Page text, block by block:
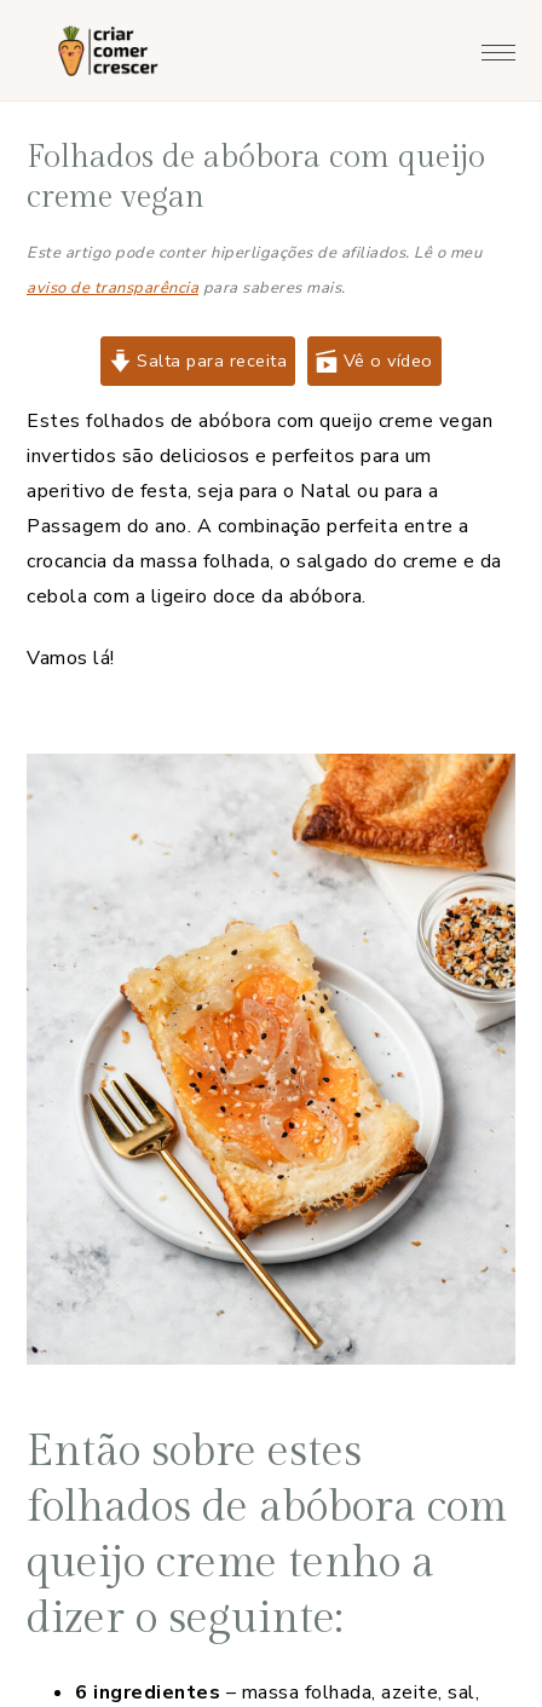
principal
lateral
principal
Folhados de abóbora com queijo
creme vegan
Este artigo pode conter hiperligações de afiliados. Lê o meu
aviso de transparência para saberes mais.
Salta para receita Vê o vídeo
Estes folhados de abóbora com queijo creme vegan
invertidos são deliciosos e perfeitos para um
aperitivo de festa, seja para o Natal ou para a
Passagem do ano. A combinação perfeita entre a
crocancia da massa folhada, o salgado do creme e da
cebola com a ligeiro doce da abóbora.
Vamos lá!
Então sobre estes
folhados de abóbora com
queijo creme tenho a
dizer o seguinte:
6 ingredientes – massa folhada, azeite, sal,